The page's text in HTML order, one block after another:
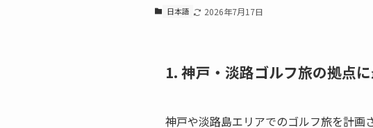
日本語 2026年7月17日
1. 神戸・淡路ゴルフ旅の拠点
神戸や淡路島エリアでのゴルフ旅を計画